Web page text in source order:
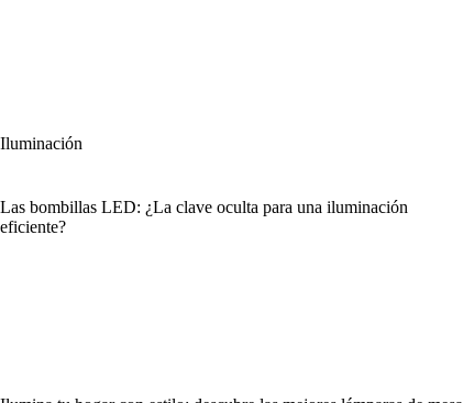
Iluminación
Las bombillas LED: ¿La clave oculta para una iluminación
eficiente?